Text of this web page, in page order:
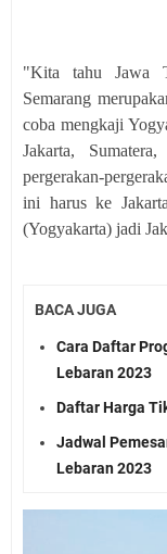
"Kita tahu Jawa
Semarang
coba mengkaji
Jakarta,
pergerakan-
ini harus ke
(Yogyakarta) jadi
BACA JUGA
Cara Daftar
Lebaran 2023
Daftar Harga
Jadwal
Lebaran 2023